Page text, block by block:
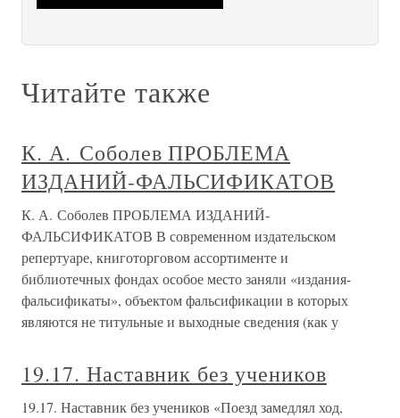
Читайте также
К. А. Соболев ПРОБЛЕМА
ИЗДАНИЙ-ФАЛЬСИФИКАТОВ
К. А. Соболев ПРОБЛЕМА ИЗДАНИЙ-
ФАЛЬСИФИКАТОВ В современном издательском
репертуаре, книготорговом ассортименте и
библиотечных фондах особое место заняли «издания-
фальсификаты», объектом фальсификации в которых
являются не титульные и выходные сведения (как у
19.17. Наставник без учеников
19.17. Наставник без учеников «Поезд замедлял ход,